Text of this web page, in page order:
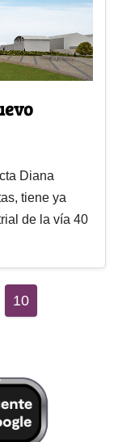
Diana
tiene ya
de la vía 40
10